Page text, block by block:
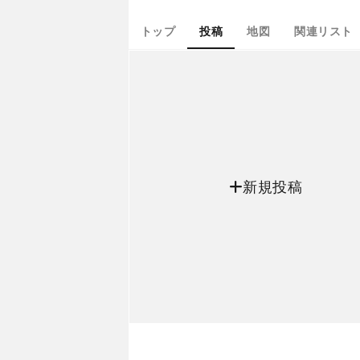
トップ 投稿 地図 関連リスト
新規投稿